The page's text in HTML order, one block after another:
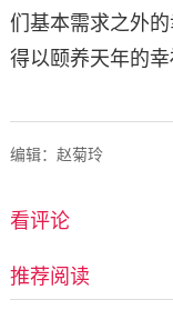
们基本需求之外
得以颐养天年的幸
编辑：赵菊玲
看评论
推荐阅读